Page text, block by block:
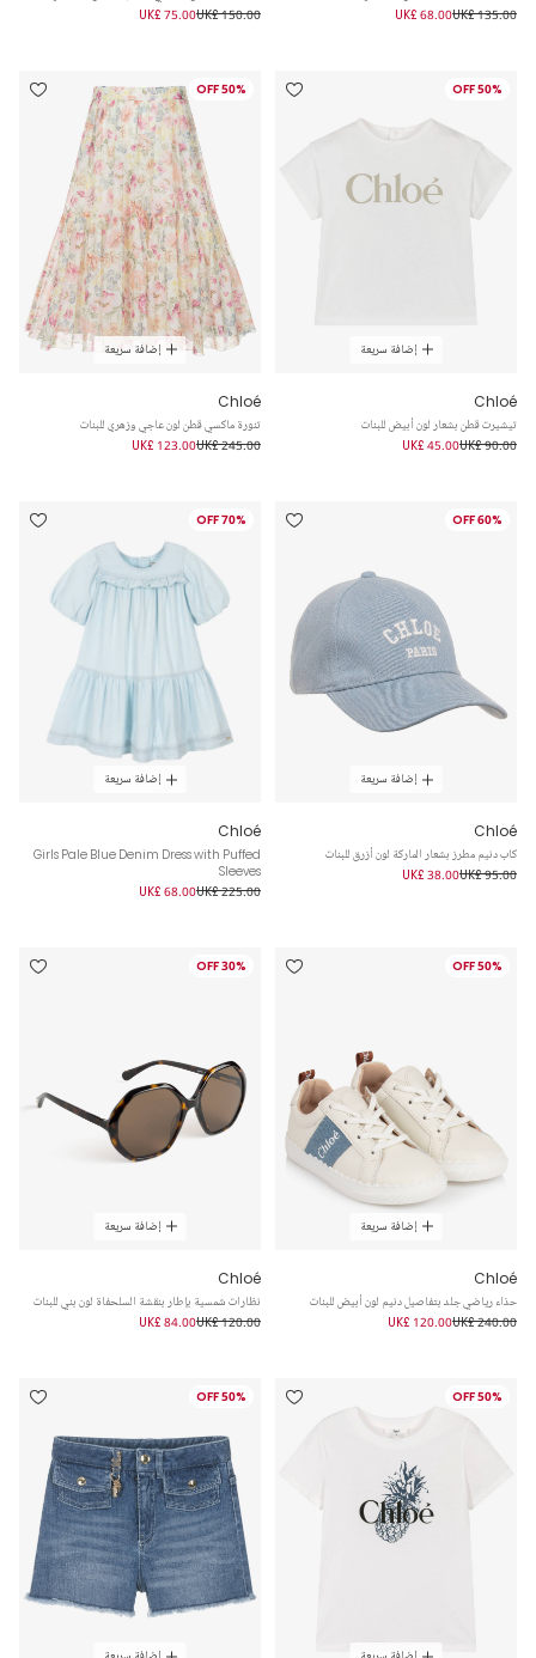
UK£ 135.00
UK£ 68.00
UK£ 150.00
UK£ 75.00
50% OFF
إضافة سريعة
Chloé
تيشيرت قطن بشعار لون أبيض للبنات
UK£ 90.00
UK£ 45.00
50% OFF
إضافة سريعة
Chloé
تنورة ماكسي قطن لون عاجي وزهري للبنات
UK£ 245.00
UK£ 123.00
60% OFF
إضافة سريعة
Chloé
كاب دنيم مطرز بشعار الماركة لون أزرق للبنات
UK£ 95.00
UK£ 38.00
70% OFF
إضافة سريعة
Chloé
Girls Pale Blue Denim Dress with Puffed
Sleeves
UK£ 225.00
UK£ 68.00
50% OFF
إضافة سريعة
Chloé
حذاء رياضي جلد بتفاصيل دنيم لون أبيض للبنات
UK£ 240.00
UK£ 120.00
30% OFF
إضافة سريعة
Chloé
نظارات شمسية بإطار بنقشة السلحفاة لون بني للبنات
UK£ 120.00
UK£ 84.00
50% OFF
50% OFF